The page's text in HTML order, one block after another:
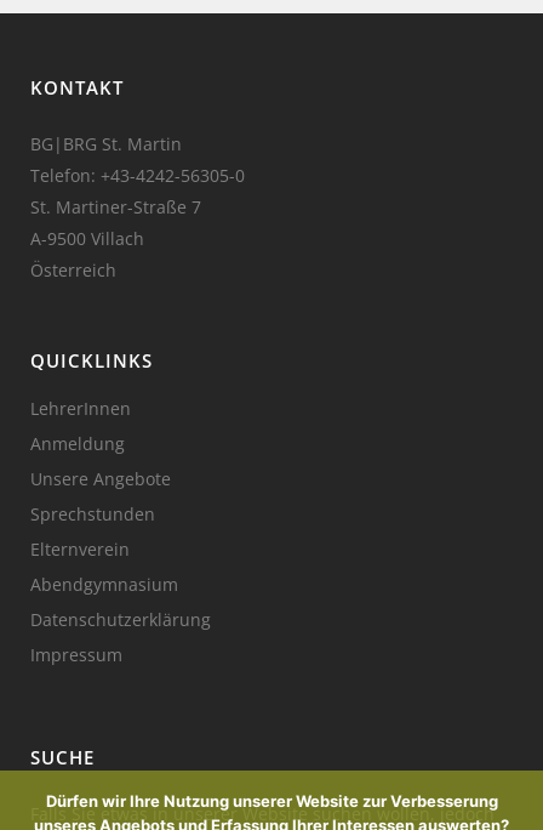
KONTAKT
BG|BRG St. Martin
Telefon: +43-4242-56305-0
St. Martiner-Straße 7
A-9500 Villach
Österreich
QUICKLINKS
LehrerInnen
Anmeldung
Unsere Angebote
Sprechstunden
Elternverein
Abendgymnasium
Datenschutzerklärung
Impressum
SUCHE
Falls Sie etwas in unserer Website suchen wollen, jedoch
Dürfen wir Ihre Nutzung unserer Website zur Verbesserung
unseres Angebots und Erfassung Ihrer Interessen auswerten?